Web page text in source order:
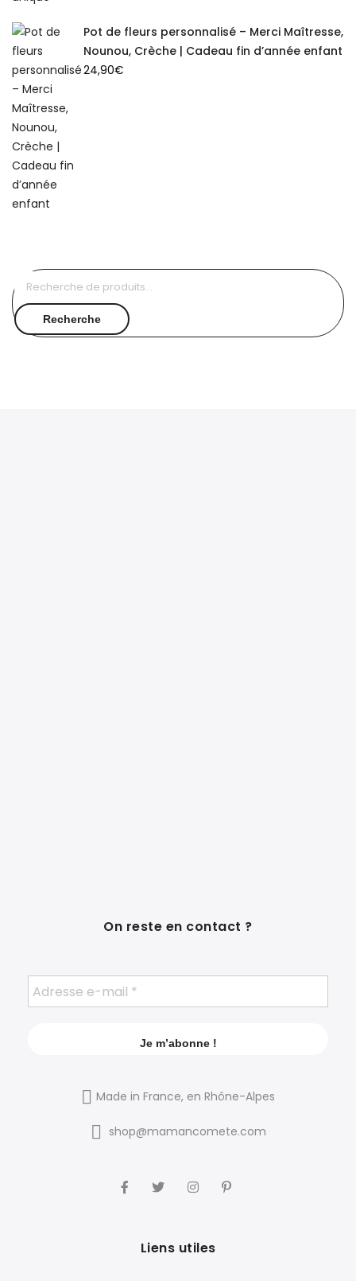
Pot de fleurs personnalisé – Merci Maîtresse,
Nounou, Crèche | Cadeau fin d’année enfant
24,90€
Recherche
On reste en contact ?
Made in France, en Rhône-Alpes
shop@mamancomete.com
Liens utiles